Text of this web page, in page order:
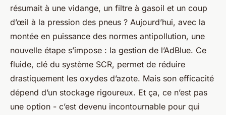
résumait à une vidange, un filtre à gasoil et un coup
d’œil à la pression des pneus ? Aujourd’hui, avec la
montée en puissance des normes antipollution, une
nouvelle étape s’impose : la gestion de l’AdBlue. Ce
fluide, clé du système SCR, permet de réduire
drastiquement les oxydes d’azote. Mais son efficacité
dépend d’un stockage rigoureux. Et ça, ce n’est pas
une option - c’est devenu incontournable pour qui